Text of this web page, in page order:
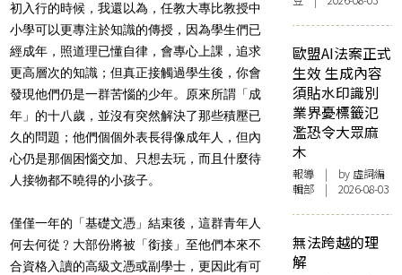
初入行的時候，我還以為，任教大專比教授中
小學可以更專注於知識的傳授，因為學生們已
經成年，照道理已懂自律，會專心上課，追求
更高層次的知識；但真正接觸過學生後，你會
發現他們仍是一群苦惱的少年。原來所謂「成
年」的十八歲，並沒有突然解決了那些積壓已
久的問題；他們個個外表長得像成年人，但內
心仍是那個困惱交加、只想去玩，而且什麼待
人接物都不曉得的小孩子。
僅僅一年的「基礎文憑」結束後，這群青年人
何去何從﹖大部份將被「銜接」至他們本來不
合資格入讀的高級文憑或副學士，更因此有可
歐盟AI法案正式
生效 生成內容
須貼水印識別
業界憂標籤氾
濫恐令大眾麻
木
報導 | by 虛詞編
輯部 | 2026-08-03
無法跨越的理
解